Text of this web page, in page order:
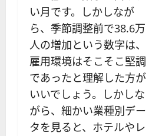
い月です。しかしなが
ら、季節調整前で38.6万
人の増加という数字は、
雇用環境はそこそこ堅調
であったと理解した方が
いいでしょう。しかしな
がら、細かい業種別デー
タを見ると、ホテルやレ